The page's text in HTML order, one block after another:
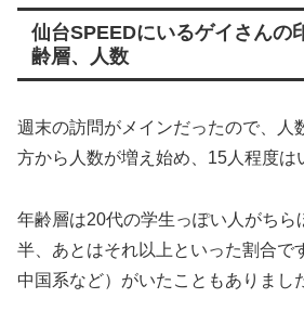
仙台SPEEDにいるゲイさんの
齢層、人数
週末の訪問がメインだったので、人
方から人数が増え始め、15人程度は
年齢層は20代の学生っぽい人がちら
半、あとはそれ以上といった割合で
中国系など）がいたこともありまし